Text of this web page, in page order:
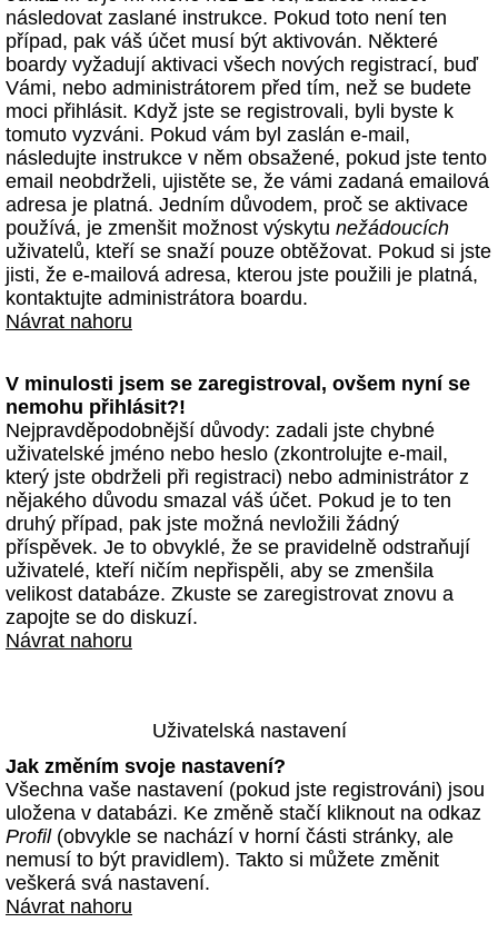
následovat zaslané instrukce. Pokud toto není ten
případ, pak váš účet musí být aktivován. Některé
boardy vyžadují aktivaci všech nových registrací, buď
Vámi, nebo administrátorem před tím, než se budete
moci přihlásit. Když jste se registrovali, byli byste k
tomuto vyzváni. Pokud vám byl zaslán e-mail,
následujte instrukce v něm obsažené, pokud jste tento
email neobdrželi, ujistěte se, že vámi zadaná emailová
adresa je platná. Jedním důvodem, proč se aktivace
používá, je zmenšit možnost výskytu nežádoucích
uživatelů, kteří se snaží pouze obtěžovat. Pokud si jste
jisti, že e-mailová adresa, kterou jste použili je platná,
kontaktujte administrátora boardu.
Návrat nahoru
V minulosti jsem se zaregistroval, ovšem nyní se
nemohu přihlásit?!
Nejpravděpodobnější důvody: zadali jste chybné
uživatelské jméno nebo heslo (zkontrolujte e-mail,
který jste obdrželi při registraci) nebo administrátor z
nějakého důvodu smazal váš účet. Pokud je to ten
druhý případ, pak jste možná nevložili žádný
příspěvek. Je to obvyklé, že se pravidelně odstraňují
uživatelé, kteří ničím nepřispěli, aby se zmenšila
velikost databáze. Zkuste se zaregistrovat znovu a
zapojte se do diskuzí.
Návrat nahoru
Uživatelská nastavení
Jak změním svoje nastavení?
Všechna vaše nastavení (pokud jste registrováni) jsou
uložena v databázi. Ke změně stačí kliknout na odkaz
Profil(obvykle se nachází v horní části stránky, ale
nemusí to být pravidlem). Takto si můžete změnit
veškerá svá nastavení.
Návrat nahoru